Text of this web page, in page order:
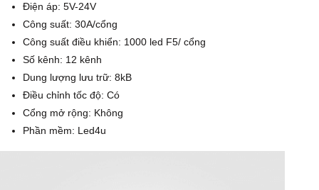
Điện áp: 5V-24V
Công suất: 30A/cổng
Công suất điều khiển: 1000 led F5/ cổng
Số kênh: 12 kênh
Dung lượng lưu trữ: 8kB
Điều chỉnh tốc độ: Có
Cổng mở rộng: Không
Phần mềm: Led4u